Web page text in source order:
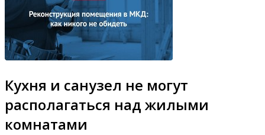
Кухня и санузел не могут
располагаться над жилыми
комнатами